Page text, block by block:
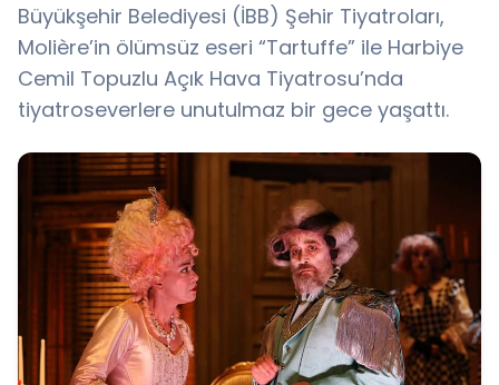
Büyükşehir Belediyesi (İBB) Şehir Tiyatroları,
Molière’in ölümsüz eseri “Tartuffe” ile Harbiye
Cemil Topuzlu Açık Hava Tiyatrosu’nda
tiyatroseverlere unutulmaz bir gece yaşattı.